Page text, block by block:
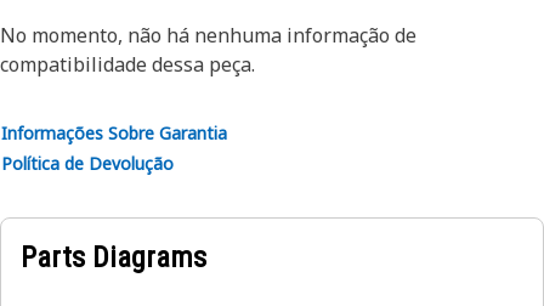
No momento, não há nenhuma informação de
compatibilidade dessa peça.
Informações Sobre Garantia
Política de Devolução
Parts Diagrams